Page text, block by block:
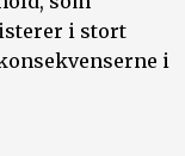
i stort
i